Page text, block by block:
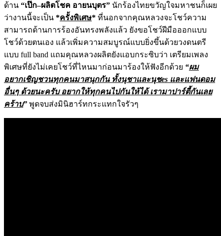
ด้าน “เป๊ก–ผลิตโชค อายนบุตร” นักร้องไทยขวัญใจมหาชนก็เผย
ว่างานนี้จะเป็น *ครั้งพิเศษ* ที่นอกจากคุณหลวงจะโชว์ความ
สามารถด้านการร้องอันทรงพลังแล้ว ยังขอโชว์ฝีมือออกแบบ
โชว์ด้วยตนเอง แล้วเพิ่มความสมบูรณ์แบบยิ่งขึ้นด้วยวงดนตรี
แบบ full band แถมคุณหลวงผลิตยังแอบกระซิบว่า เตรียมเพลง
พิเศษที่ยังไม่เคยโชว์ที่ไหนมาก่อนมาร้องให้ฟังอีกด้วย “ผม
อยากเชิญชวนทุกคนมาสนุกกัน ทั้งนุชาและนุชes และแฟนดอม
อื่นๆ ด้วยนะครับ อยากให้ทุกคนไปกันให้ได้ เรามาปาร์ตี้กันเลย
คร้าบ” พูดจบส่งมินิฮาร์ทกระแทกใจรัวๆ